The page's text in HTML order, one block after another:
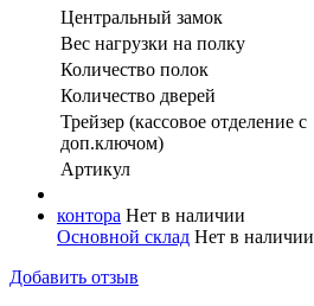
Центральный замок
Вес нагрузки на полку
Количество полок
Количество дверей
Трейзер (кассовое отделение с
доп.ключом)
Артикул
контора Нет в наличии
Основной склад Нет в наличии
Добавить отзыв